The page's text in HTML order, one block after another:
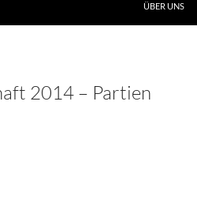
ÜBER UNS
2014 – Partien